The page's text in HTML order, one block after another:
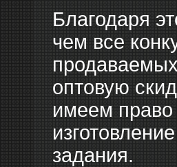
Благодаря
чем все
оптовую
имеем право
задания.